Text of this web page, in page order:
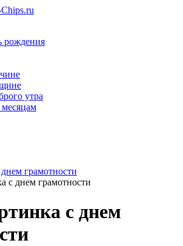
рождения
утра
грамотности
с днем грамотности
с днем